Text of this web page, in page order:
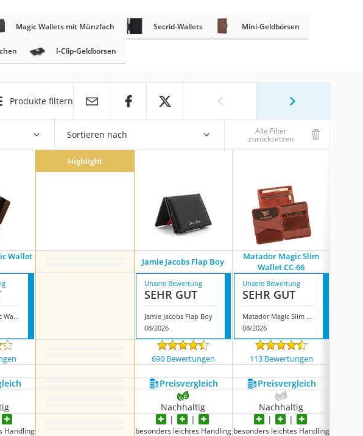
Magic Wallets mit Münzfach Secrid-Wallets Mini-Geldbörsen
I-Clip-Geldbörsen
Produkte filtern
Sortieren nach Alle Filter
zurücksetzen
Highlight
Wallet
Jamie Jacobs Flap Boy
Matador Magic Slim
Wallet CC-66
Lederhand Magic Wallet 2.0
Unsere Bewertung
SEHR GUT
Jamie Jacobs Flap Boy
08/2026
Unsere Bewertung
SEHR GUT
Matador Magic Slim Wallet CC-66
08/2026
690 Bewertungen 113 Bewertungen
Preis­vergleich Preis­vergleich
Nachhaltig Nachhaltig
Handling besonders leichtes Handling besonders leichtes Handling